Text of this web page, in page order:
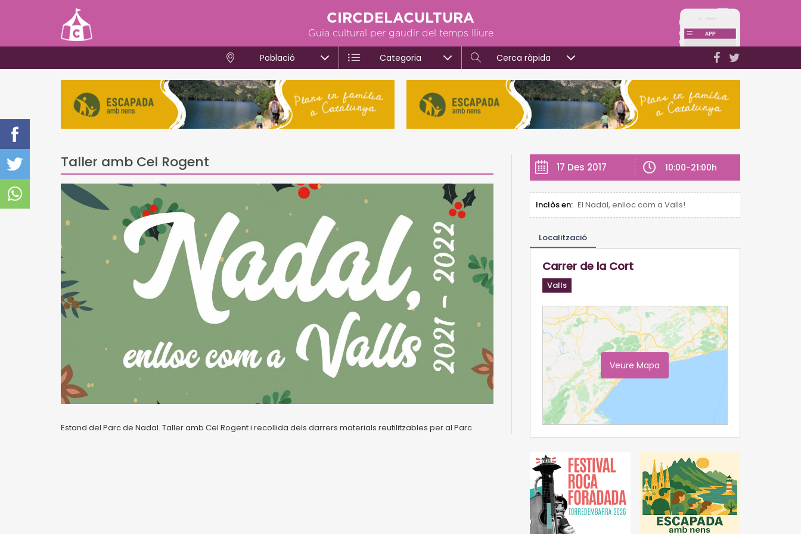
CIRCDELACULTURA
Guia cultural per gaudir del temps lliure
Població Categoria Cerca ràpida
Taller amb Cel Rogent
Estand del Parc de Nadal. Taller amb Cel Rogent i recollida dels darrers materials reutilitzables per al Parc.
17 Des 2017 10:00-21:00h
Inclòs en: El Nadal, enlloc com a Valls!
Localització
Carrer de la Cort
Valls
Veure Mapa